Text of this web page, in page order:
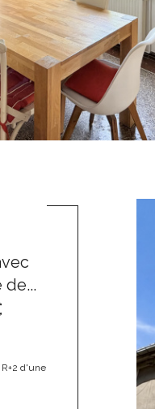
d'une